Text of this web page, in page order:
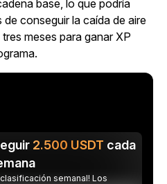
base, lo que podría
conseguir la caída de aire
meses para ganar XP
2.500 USDT cada
semanal! Los